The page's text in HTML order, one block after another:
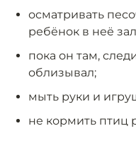
осматривать
ребёнок в неё
пока он там,
облизывал;
мыть руки и
не кормить птиц